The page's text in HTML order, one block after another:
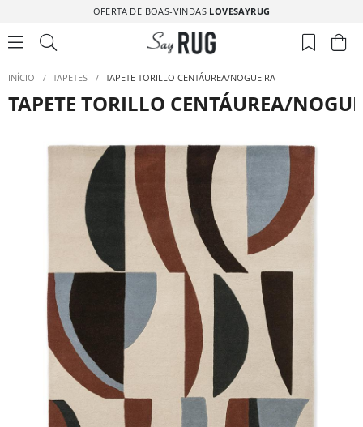
OFERTA DE BOAS-VINDAS LOVESAYRUG
INÍCIO / TAPETES / TAPETE TORILLO CENTÁUREA/NOGUEIRA
TAPETE TORILLO CENTÁUREA/